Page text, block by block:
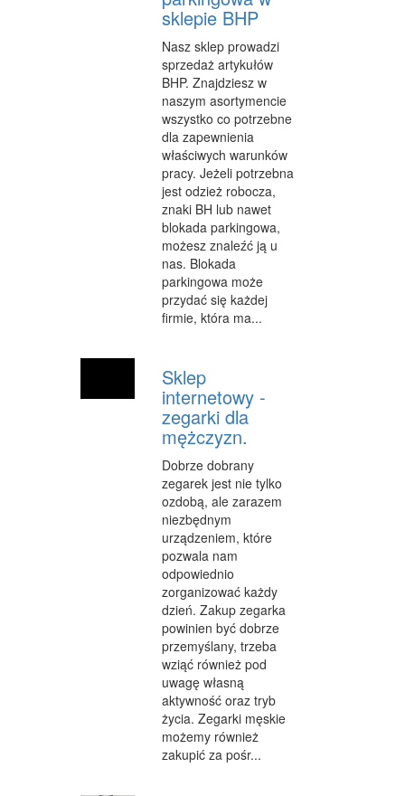
INFORMATYCZNE
RESTAURACJE, CATERING
FOTOGRAFIA
ADWOKACI, PORADY PRAWNE
WETERYNARYJNE, HODOWLA ZWIERZĄT
SPRZĄTANIE, PORZĄDKOWANIE
SERWIS
OPIEKA
INNE USŁUGI
ZWIEDZANIE
PODRÓŻE
WYPOCZYNEK
URODA
DIETETYKA, ODCHUDZANIE
KOSMETYKI
LECZENIE
SALONY KOSMETYCZNE
SPRZĘT MEDYCZNY
SOFTWARE
OPROGRAMOWANIE
STRONY INTERNETOWE
sklepie BHP
Nasz sklep prowadzi
sprzedaż artykułów
BHP. Znajdziesz w
naszym asortymencie
wszystko co potrzebne
dla zapewnienia
właściwych warunków
pracy. Jeżeli potrzebna
jest odzież robocza,
znaki BH lub nawet
blokada parkingowa,
możesz znaleźć ją u
nas. Blokada
parkingowa może
przydać się każdej
firmie, która ma...
Sklep
internetowy -
zegarki dla
mężczyzn.
Dobrze dobrany
zegarek jest nie tylko
ozdobą, ale zarazem
niezbędnym
urządzeniem, które
pozwala nam
odpowiednio
zorganizować każdy
dzień. Zakup zegarka
powinien być dobrze
przemyślany, trzeba
wziąć również pod
uwagę własną
aktywność oraz tryb
życia. Zegarki męskie
możemy również
zakupić za pośr...